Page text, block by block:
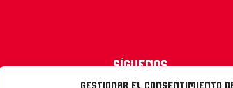
Síguenos